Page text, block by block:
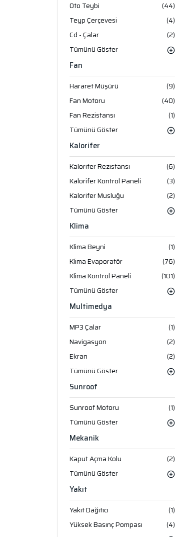
Oto Teybi
(44)
Teyp Çerçevesi
(4)
Cd - Çalar
(2)
Tümünü Göster
Fan
Hararet Müşürü
(9)
Fan Motoru
(40)
Fan Rezistansı
(1)
Tümünü Göster
Kalorifer
Kalorifer Rezistansı
(6)
Kalorifer Kontrol Paneli
(3)
Kalorifer Musluğu
(2)
Tümünü Göster
Klima
Klima Beyni
(1)
Klima Evaporatör
(76)
Klima Kontrol Paneli
(101)
Tümünü Göster
Multimedya
MP3 Çalar
(1)
Navigasyon
(2)
Ekran
(2)
Tümünü Göster
Sunroof
Sunroof Motoru
(1)
Tümünü Göster
Mekanik
Kaput Açma Kolu
(2)
Tümünü Göster
Yakıt
Yakıt Dağıtıcı
(1)
Yüksek Basınç Pompası
(4)